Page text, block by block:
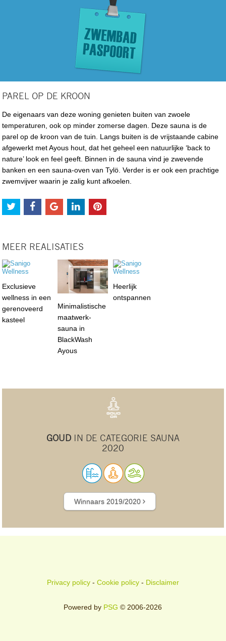
PAREL OP DE KROON
De eigenaars van deze woning genieten buiten van zwoele
temperaturen, ook op minder zomerse dagen. Deze sauna is de
parel op de kroon van de tuin. Langs buiten is de vrijstaande cabine
afgewerkt met Ayous hout, dat het geheel een natuurlijke ‘back to
nature’ look en feel geeft. Binnen in de sauna vind je zwevende
banken en een sauna-oven van Tylö. Verder is er ook een prachtige
zwemvijver waarin je zalig kunt afkoelen.
MEER REALISATIES
Exclusieve
wellness in een
gerenoveerd
kasteel
Minimalistische
maatwerk-
sauna in
BlackWash
Ayous
Heerlijk
ontspannen
GOUDIN DE CATEGORIE SAUNA
2020
Winnaars 2019/2020
Privacy policy- Cookie policy- Disclaimer
Powered by PSG © 2006-2026